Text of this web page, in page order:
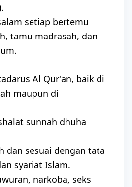
setiap bertemu
tamu madrasah, dan
Al Qur'an, baik di
maupun di
sunnah dhuha
dan sesuai dengan tata
syariat Islam.
narkoba, seks